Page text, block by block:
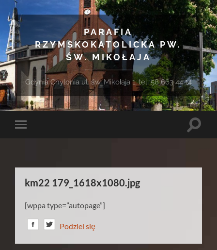
PARAFIA
RZYMSKOKATOLICKA PW.
ŚW. MIKOŁAJA
Gdynia Chylonia ul. św. Mikołaja 1, tel. 58 663 44 14
Toggle
Toggle
km22 179_1618x1080.jpg
[wppa type=”autopage”]
Podziel się